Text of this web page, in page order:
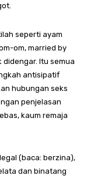
seperti ayam
om, married by
Itu semua
antisipatif
hubungan seks
penjelasan
kaum remaja
(baca: berzina),
dan binatang